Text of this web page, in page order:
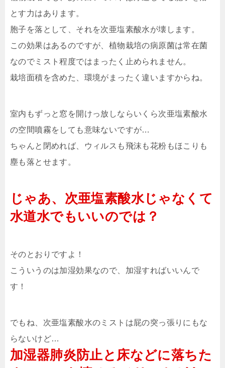
とす力はあります。
胞子を落として、それを次亜塩素酸水が壊します。
この効果はあるのですが、植物栽培の病原菌は常在菌
なのでミスト程度ではまったく止められません。
栽培面積を含めた、環境がまったく違いますからね。
室内もずっと窓を開けっ放しならいくら次亜塩素酸水
の空間噴霧をしても意味ないですが…
ちゃんと閉めれば、ウィルスも飛沫も花粉もほこりも
塵も落とせます。
じゃあ、次亜塩素酸水じゃなくて
水道水でもいいのでは？
そのとおりですよ！
こういうのは加湿効果なので、加湿すればいいんで
す！
でもね、次亜塩素酸水のミストは屁の突っ張りにもな
らないけど…
加湿器肺炎防止と床などに落ちた